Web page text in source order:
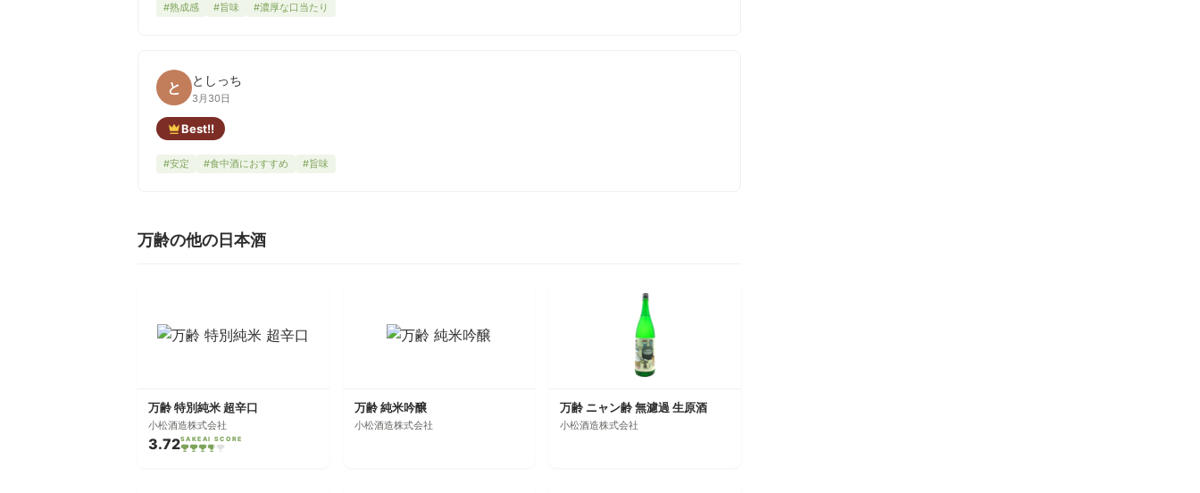
#熟成感 #旨味 #濃厚な口当たり
と としっち
3月30日
Best!!
#安定 #食中酒におすすめ #旨味
万齢の他の日本酒
万齢 特別純米 超辛口
小松酒造株式会社
3.72SAKEAI SCORE
万齢 純米吟醸
小松酒造株式会社
万齢 ニャン齢 無濾過 生原酒
小松酒造株式会社